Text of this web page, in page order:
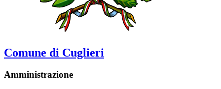
Comune di Cuglieri
Amministrazione